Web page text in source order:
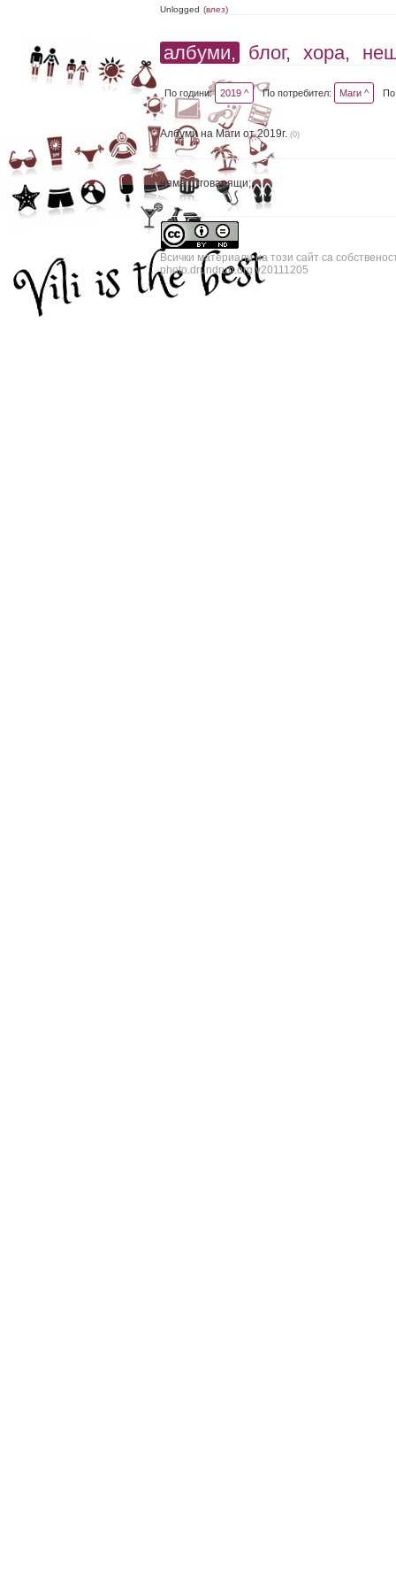
Unlogged (влез)
албуми, блог, хора,
По години: 2019 ^ По потребител: Маги ^
Албуми на Маги от 2019г. (0)
няма отговарящи;
Всички материали на този сайт са
photo.drundrun.org v20111205